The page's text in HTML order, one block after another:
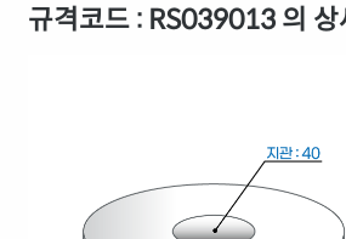
규격코드 : RS039013 의 상